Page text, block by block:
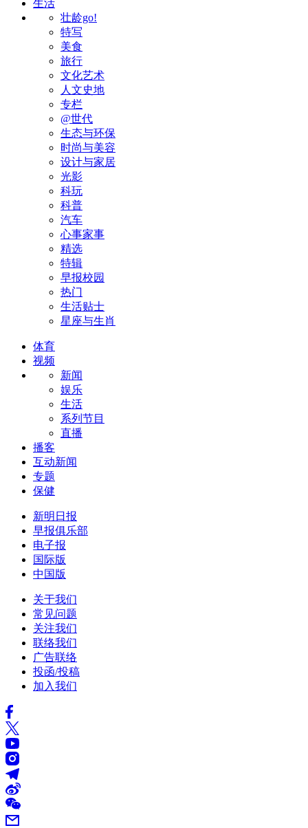
生活
壮龄go!
特写
美食
旅行
文化艺术
人文史地
专栏
@世代
生态与环保
时尚与美容
设计与家居
光影
科玩
科普
汽车
心事家事
精选
特辑
早报校园
热门
生活贴士
星座与生肖
体育
视频
新闻
娱乐
生活
系列节目
直播
播客
互动新闻
专题
保健
新明日报
早报俱乐部
电子报
国际版
中国版
关于我们
常见问题
关注我们
联络我们
广告联络
投函/投稿
加入我们